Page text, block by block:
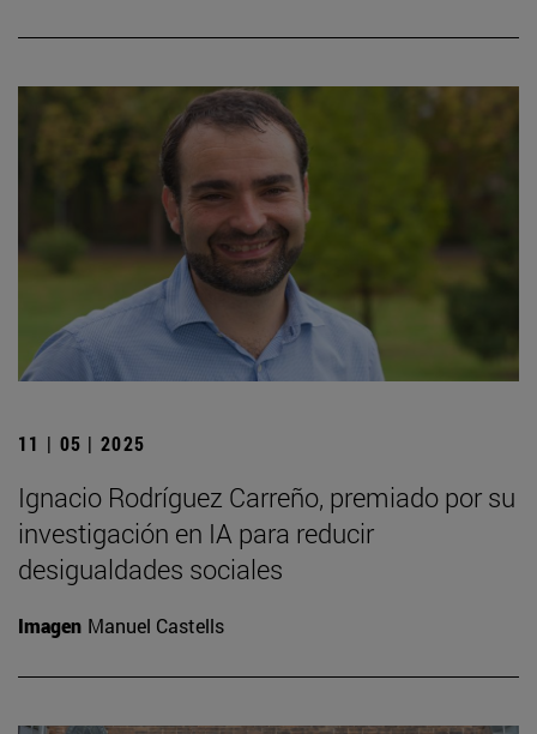
11 | 05 | 2025
Ignacio Rodríguez Carreño, premiado por su
investigación en IA para reducir
desigualdades sociales
Imagen Manuel Castells